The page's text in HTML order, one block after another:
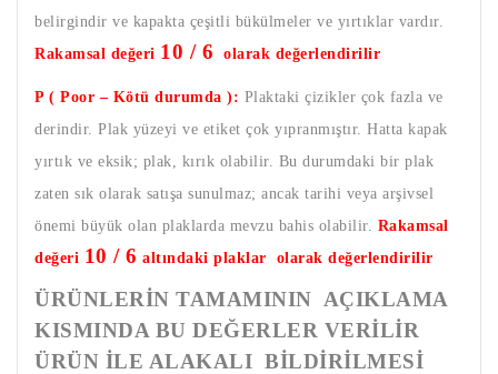
belirgindir ve kapakta çeşitli bükülmeler ve yırtıklar vardır.
Rakamsal değeri 10 / 6 olarak değerlendirilir
P ( Poor – Kötü durumda ): Plaktaki çizikler çok fazla ve
derindir. Plak yüzeyi ve etiket çok yıpranmıştır. Hatta kapak
yırtık ve eksik; plak, kırık olabilir. Bu durumdaki bir plak
zaten sık olarak satışa sunulmaz; ancak tarihi veya arşivsel
önemi büyük olan plaklarda mevzu bahis olabilir. Rakamsal
değeri 10 / 6 altındaki plaklar olarak değerlendirilir
ÜRÜNLERİN TAMAMININ AÇIKLAMA
KISMINDA BU DEĞERLER VERİLİR
ÜRÜN İLE ALAKALI BİLDİRİLMESİ